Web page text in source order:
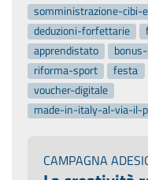
somministrazione-cibi-
deduzioni-forfettarie
apprendistato
riforma-sport
festa
voucher-digitale
made-in-italy-al-via-il-
CAMPAGNA